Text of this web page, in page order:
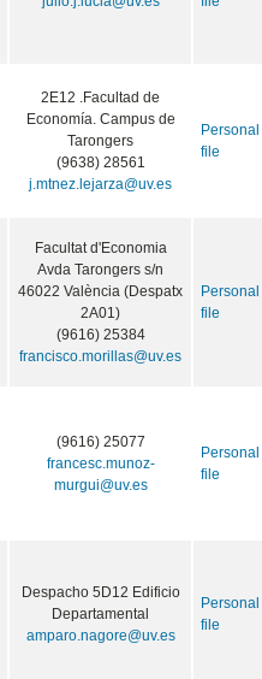
2E12 .Facultad de
Economía. Campus de
Tarongers
(9638) 28561
j.mtnez.lejarza@uv.es
Personal
file
Facultat d'Economia
Avda Tarongers s/n
46022 València (Despatx
2A01)
(9616) 25384
francisco.morillas@uv.es
Personal
file
(9616) 25077
francesc.munoz-
murgui@uv.es
Personal
file
Despacho 5D12 Edificio
Departamental
amparo.nagore@uv.es
Personal
file